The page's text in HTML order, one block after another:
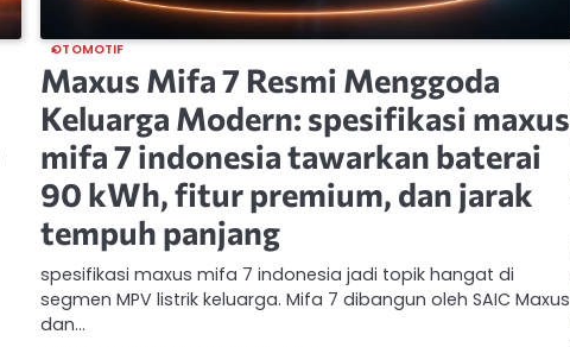
OTOMOTIF
Maxus Mifa 7 Resmi Menggoda
Keluarga Modern: spesifikasi maxus
mifa 7 indonesia tawarkan baterai
90 kWh, fitur premium, dan jarak
tempuh panjang
spesifikasi maxus mifa 7 indonesia jadi topik hangat di
segmen MPV listrik keluarga. Mifa 7 dibangun oleh SAIC Maxus
dan…